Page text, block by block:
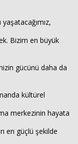
Bizim en büyük
gücünü daha da
kültürel
merkezinin hayata
en güçlü şekilde